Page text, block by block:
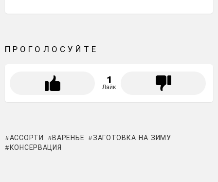
ПРОГОЛОСУЙТЕ
1
Лайк
АССОРТИ ВАРЕНЬЕ
ЗАГОТОВКА НА ЗИМУ
КОНСЕРВАЦИЯ